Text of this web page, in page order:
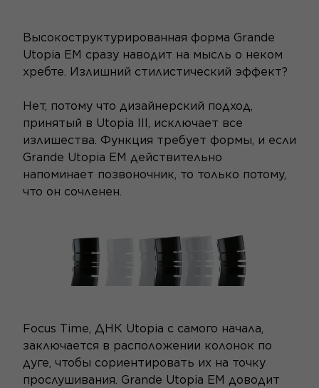
Высокоструктурированная форма Grande
Utopia EM сразу наводит на мысль о неком
хребте. Излишний стилистический эффект?
Нет, потому что дизайнерский подход,
принятый в Utopia III, исключает все
излишества. Функция требует формы, и если
Grande Utopia EM действительно
напоминает позвоночник, то только потому,
что он сочленен.
Focus Time, ДНК Utopia с самого начала,
заключается в расположении колонок по
дуге, чтобы сориентировать их на точку
прослушивания. Grande Utopia EM доводит